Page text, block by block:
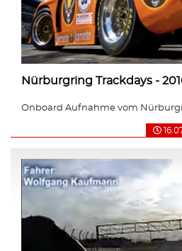
Nürburgring Trackdays -
Onboard Aufnahme vom